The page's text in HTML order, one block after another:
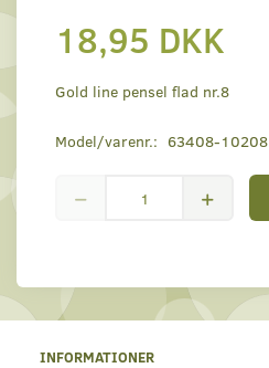
18,95 DKK
Gold line pensel flad nr.8
Model/varenr.: 63408-10208
INFORMATIONER